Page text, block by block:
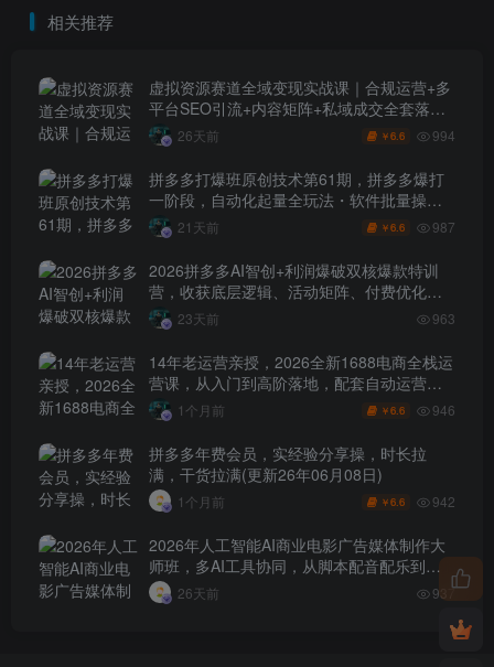
相关推荐
虚拟资源赛道全域变现实战课｜合规运营+多
平台SEO引流+内容矩阵+私域成交全套落地
玩法26天前 ￥6.6 994
拼多多打爆班原创技术第61期，拼多多爆打
一阶段，自动化起量全玩法・软件批量操
作・投产优化・大促矩阵实战课
21天前 ￥6.6 987
2026拼多多AI智创+利润爆破双核爆款特训
营，收获底层逻辑、活动矩阵、付费优化、
0-1打爆SOP
23天前 963
14年老运营亲授，2026全新1688电商全栈运
营课，从入门到高阶落地，配套自动运营表
+工具包+直播诊断等
1个月前 ￥6.6 946
拼多多年费会员，实经验分享操，时长拉
满，干货拉满(更新26年06月08日)
1个月前 ￥6.6 942
2026年人工智能AI商业电影广告媒体制作大
师班，多AI工具协同，从脚本配音配乐到电
影级短片、品牌广告全流程实战（中英字
幕）
26天前 937